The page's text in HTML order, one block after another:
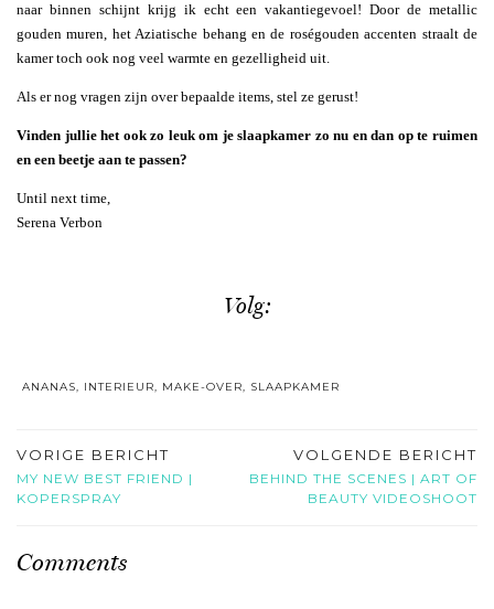
naar binnen schijnt krijg ik echt een vakantiegevoel! Door de metallic
gouden muren, het Aziatische behang en de roségouden accenten straalt de
kamer toch ook nog veel warmte en gezelligheid uit.
Als er nog vragen zijn over bepaalde items, stel ze gerust!
Vinden jullie het ook zo leuk om je slaapkamer zo nu en dan op te ruimen
en een beetje aan te passen?
Until next time,
Serena Verbon
Volg:
ANANAS, INTERIEUR, MAKE-OVER, SLAAPKAMER
VORIGE BERICHT
MY NEW BEST FRIEND |
KOPERSPRAY
VOLGENDE BERICHT
BEHIND THE SCENES | ART OF
BEAUTY VIDEOSHOOT
Comments